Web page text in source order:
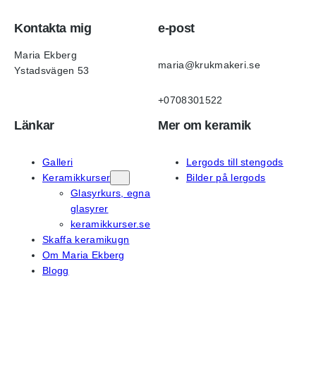
Kontakta mig
Maria Ekberg
Ystadsvägen 53
e-post
maria@krukmakeri.se
+0708301522
Länkar
Galleri
Keramikkurser
Glasyrkurs, egna
glasyrer
keramikkurser.se
Skaffa keramikugn
Om Maria Ekberg
Blogg
Mer om keramik
Lergods till stengods
Bilder på lergods